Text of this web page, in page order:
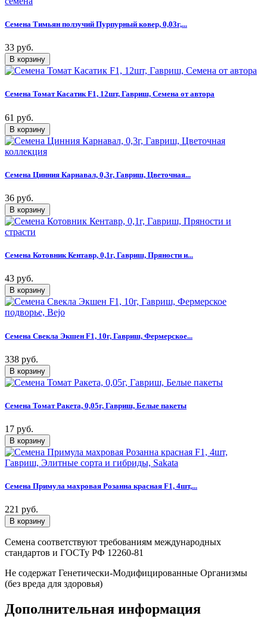
Семена Тимьян ползучий Пурпурный ковер, 0,03г,...
33 руб.
Семена Томат Касатик F1, 12шт, Гавриш, Семена от автора
61 руб.
Семена Цинния Карнавал, 0,3г, Гавриш, Цветочная...
36 руб.
Семена Котовник Кентавр, 0,1г, Гавриш, Пряности и...
43 руб.
Семена Свекла Экшен F1, 10г, Гавриш, Фермерское...
338 руб.
Семена Томат Ракета, 0,05г, Гавриш, Белые пакеты
17 руб.
Семена Примула махровая Розанна красная F1, 4шт,...
221 руб.
Семена соответствуют требованиям международных
стандартов и ГОСТу РФ 12260-81
Не содержат Генетически-Модифицированные Организмы
(без вреда для здоровья)
Дополнительная информация